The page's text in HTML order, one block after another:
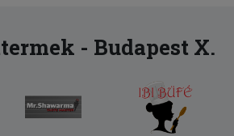
- Budapest X.